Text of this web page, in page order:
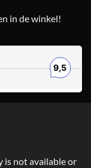
in de winkel!
is not available or